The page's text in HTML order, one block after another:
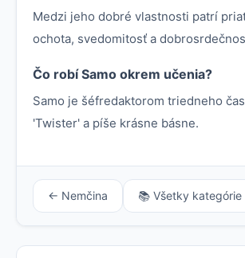
Medzi jeho dobré vlastnosti patrí
ochota, svedomitosť a
Čo robí Samo okrem učenia?
Samo je šéfredaktorom triedneho
'Twister' a píše krásne básne.
← Nemčina 📚 Všetky kategórie